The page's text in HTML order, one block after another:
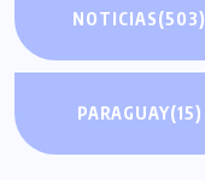
NOTICIAS(503)
PARAGUAY(15)